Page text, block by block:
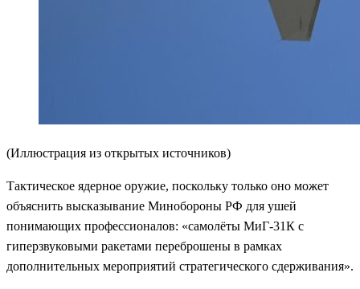
(Иллюстрация из открытых источников)
Тактическое ядерное оружие, поскольку только оно может
объяснить высказывание Минобороны РФ для ушей
понимающих профессионалов: «самолёты МиГ-31К с
гиперзвуковыми ракетами переброшены в рамках
дополнительных мероприятий стратегического сдерживания».